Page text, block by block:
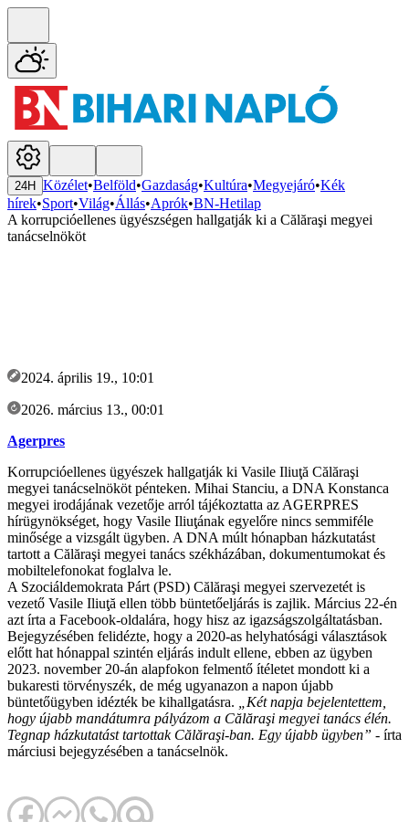
24H Közélet•Belföld•Gazdaság•Kultúra•Megyejáró•Kék
hírek•Sport•Világ•Állás•Aprók•BN-Hetilap
A korrupcióellenes ügyészségen hallgatják ki a Călăraşi megyei
tanácselnököt
2024. április 19., 10:01
2026. március 13., 00:01
Agerpres
Korrupcióellenes ügyészek hallgatják ki Vasile Iliuţă Călăraşi
megyei tanácselnököt pénteken. Mihai Stanciu, a DNA Konstanca
megyei irodájának vezetője arról tájékoztatta az AGERPRES
hírügynökséget, hogy Vasile Iliuţának egyelőre nincs semmiféle
minősége a vizsgált ügyben. A DNA múlt hónapban házkutatást
tartott a Călăraşi megyei tanács székházában, dokumentumokat és
mobiltelefonokat foglalva le.
A Szociáldemokrata Párt (PSD) Călăraşi megyei szervezetét is
vezető Vasile Iliuţă ellen több büntetőeljárás is zajlik. Március 22-én
azt írta a Facebook-oldalára, hogy hisz az igazságszolgáltatásban.
Bejegyzésében felidézte, hogy a 2020-as helyhatósági választások
előtt hat hónappal szintén eljárás indult ellene, ebben az ügyben
2023. november 20-án alapfokon felmentő ítéletet mondott ki a
bukaresti törvényszék, de még ugyanazon a napon újabb
büntetőügyben idézték be kihallgatásra.
„Két napja bejelentettem,
hogy újabb mandátumra pályázom a Călăraşi megyei tanács élén.
Tegnap házkutatást tartottak Călăraşi-ban. Egy újabb ügyben” - írta
márciusi bejegyzésében a tanácselnök.